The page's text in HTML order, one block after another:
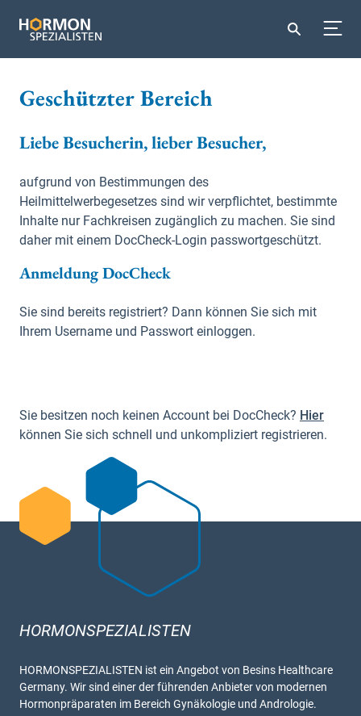
Geschützter Bereich
Liebe Besucherin, lieber Besucher,
aufgrund von Bestimmungen des
Heilmittelwerbegesetzes sind wir verpflichtet, bestimmte
Inhalte nur Fachkreisen zugänglich zu machen. Sie sind
daher mit einem DocCheck-Login passwortgeschützt.
Anmeldung DocCheck
Sie sind bereits registriert? Dann können Sie sich mit
Ihrem Username und Passwort einloggen.
Sie besitzen noch keinen Account bei DocCheck? Hier
können Sie sich schnell und unkompliziert registrieren.
HORMONSPEZIALISTEN
HORMONSPEZIALISTEN ist ein Angebot von Besins Healthcare
Germany. Wir sind einer der führenden Anbieter von modernen
Hormonpräparaten im Bereich Gynäkologie und Andrologie.